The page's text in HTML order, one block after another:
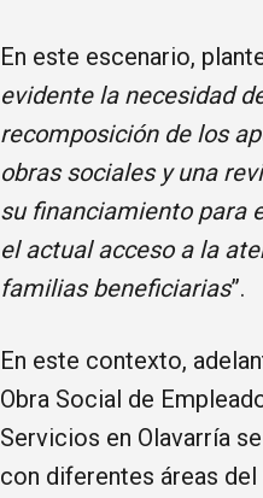
En este escenario,
evidente la necesidad
recomposición de los
obras sociales y una
su financiamiento para
el actual acceso a la
familias beneficiarias”.
En este contexto,
Obra Social de
Servicios en Olavarría
con diferentes áreas